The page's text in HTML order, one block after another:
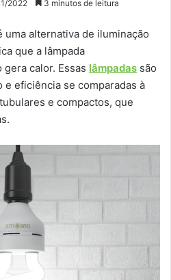
2022 3 minutos de leitura
uma alternativa de iluminação
que a lâmpada
calor. Essas lâmpadas são
e eficiência se comparadas à
e compactos, que